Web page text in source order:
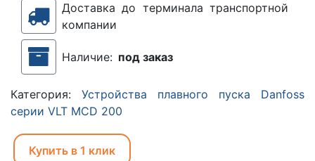
Доставка до терминала транспортной
компании
Наличие: под заказ
Категория: Устройства плавного пуска Danfoss
серии VLT MCD 200
Купить в 1 клик